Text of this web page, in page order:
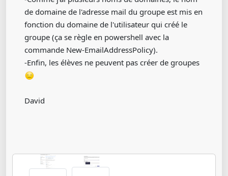
de domaine de l'adresse mail du groupe est mis en
fonction du domaine de l'utilisateur qui créé le
groupe (ça se règle en powershell avec la
commande New-EmailAddressPolicy).
-Enfin, les élèves ne peuvent pas créer de groupes
David